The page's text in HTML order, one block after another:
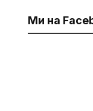
Ми на